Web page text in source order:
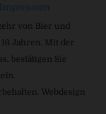
Impressum
von Bier und
Jahren. Mit der
bestätigen Sie
Webdesign